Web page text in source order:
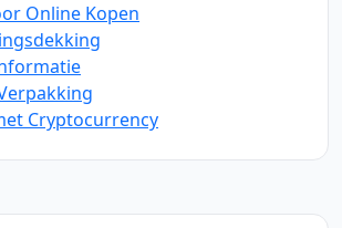
Online Kopen
Cryptocurrency